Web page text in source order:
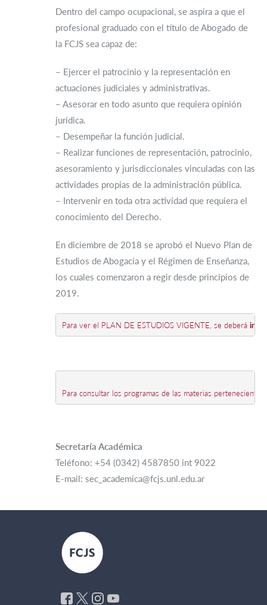
Dentro del campo ocupacional, se aspira a que el
profesional graduado con el título de Abogado de
la FCJS sea capaz de:
– Ejercer el patrocinio y la representación en
actuaciones judiciales y administrativas.
– Asesorar en todo asunto que requiera opinión
jurídica.
– Desempeñar la función judicial.
– Realizar funciones de representación, patrocinio,
asesoramiento y jurisdiccionales vinculadas con las
actividades propias de la administración pública.
– Intervenir en toda otra actividad que requiera el
conocimiento del Derecho.
En diciembre de 2018 se aprobó el Nuevo Plan de
Estudios de Abogacía y el Régimen de Enseñanza,
los cuales comenzaron a regir desde principios de
2019.
Para ver el PLAN DE ESTUDIOS VIGENTE, se deberá
Para consultar los programas de las materias
Secretaría Académica
Teléfono: +54 (0342) 4587850 int 9022
E-mail: sec_academica@fcjs.unl.edu.ar